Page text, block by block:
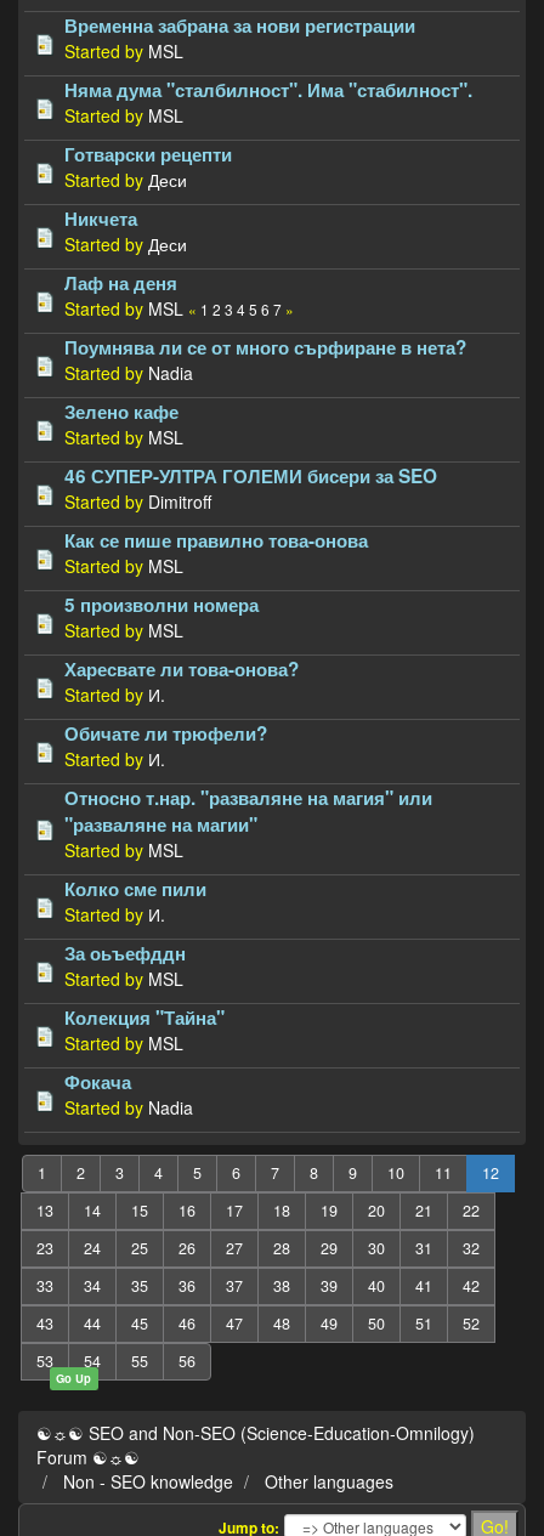
Временна забрана за нови регистрации
Started by MSL
Няма дума "сталбилност". Има "стабилност".
Started by MSL
Готварски рецепти
Started by Деси
Никчета
Started by Деси
Лаф на деня
Started by MSL « 1 2 3 45 6 7 »
Поумнява ли се от много сърфиране в нета?
Started by Nadia
Зелено кафе
Started by MSL
46 СУПЕР-УЛТРА ГОЛЕМИ бисери за SEO
Started by Dimitroff
Как се пише правилно това-онова
Started by MSL
5 произволни номера
Started by MSL
Харесвате ли това-онова?
Started by И.
Обичате ли трюфели?
Started by И.
Относно т.нар. "разваляне на магия" или
"разваляне на магии"
Started by MSL
Колко сме пили
Started by И.
За оьъефддн
Started by MSL
Колекция "Тайна"
Started by MSL
Фокача
Started by Nadia
1 2 3 4 5 6 7 8 9 10 11
12
13
14 15 16 17 18 19 20 21
22
23
24 25 26 27 28 29 30 31
32
33
34 35 36 37 38 39 40 41
42
43
44 45 46 47 48 49 50 51
52
53
54 55 56
Go Up
☯☼☯ SEO and Non-SEO (Science-Education-Omnilogy)
Forum ☯☼☯
Non - SEO knowledge
Other languages
Jump to: